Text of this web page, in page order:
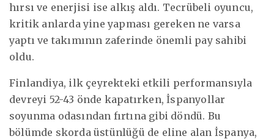
hırsı ve enerjisi ise alkış aldı. Tecrübeli oyuncu,
kritik anlarda yine yapması gereken ne varsa
yaptı ve takımının zaferinde önemli pay sahibi
oldu.
Finlandiya, ilk çeyrekteki etkili performansıyla
devreyi 52-43 önde kapatırken, İspanyollar
soyunma odasından fırtına gibi döndü. Bu
bölümde skorda üstünlüğü de eline alan İspanya,